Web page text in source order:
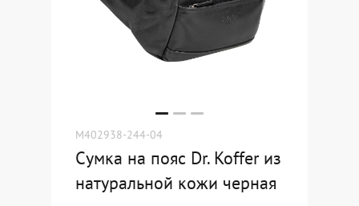
M402938-244-04
Сумка на пояс Dr. Koffer из
натуральной кожи черная